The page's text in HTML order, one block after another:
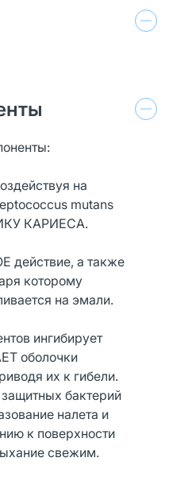
на
mutans
КАРИЕСА.
а также
которому
на эмали.
ингибирует
оболочки
их к гибели.
бактерий
налета и
к поверхности
свежим.